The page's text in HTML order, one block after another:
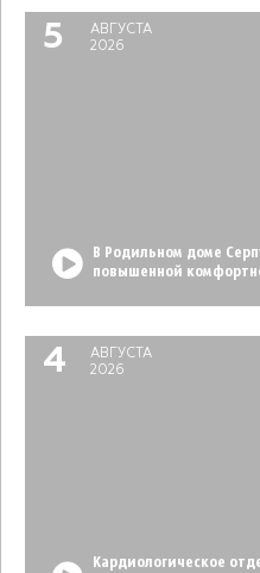
5
АВГУСТА
2026
В Родильном доме
повышенной
4
АВГУСТА
2026
Кардиологическое